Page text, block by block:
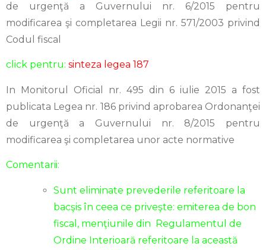
de urgenţă a Guvernului nr. 6/2015 pentru
modificarea şi completarea Legii nr. 571/2003 privind
Codul fiscal
click pentru: sinteza legea 187
In Monitorul Oficial nr. 495 din 6 iulie 2015 a fost
publicata Legea nr. 186 privind aprobarea Ordonanţei
de urgenţă a Guvernului nr. 8/2015 pentru
modificarea şi completarea unor acte normative
Comentarii:
Sunt eliminate prevederile referitoare la
bacşis în ceea ce priveşte: emiterea de bon
fiscal, menţiunile din Regulamentul de
Ordine Interioară referitoare la această